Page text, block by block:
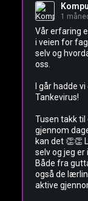
1
Vår erfaring
i veien for
selv og
oss.
I går hadde
Tankevirus!
Tusen takk til
gjennom
kan det 👏👏
selv og jeg
Både fra
også de
aktive